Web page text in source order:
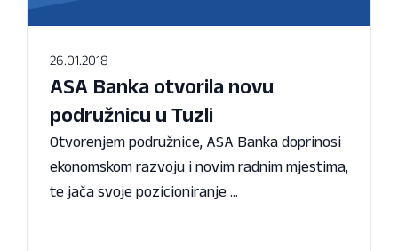
26.01.2018
ASA Banka otvorila novu
podružnicu u Tuzli
Otvorenjem podružnice, ASA Banka doprinosi
ekonomskom razvoju i novim radnim mjestima,
te jača svoje pozicioniranje ...